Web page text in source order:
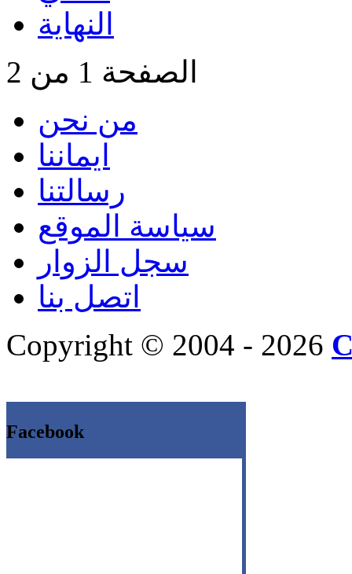
النهاية
الصفحة 1 من 2
من نحن
ايماننا
رسالتنا
سياسة الموقع
سجل الزوار
اتصل بنا
Copyright © 2004 - 2026
Facebook